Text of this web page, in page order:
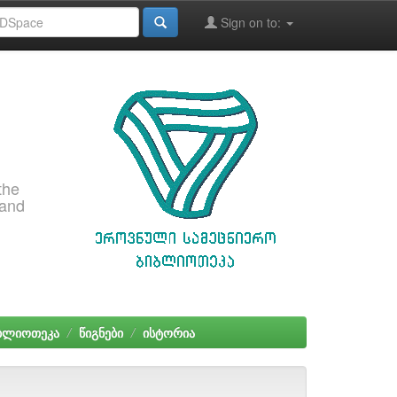
Sign on to:
წიგნები ისტორია